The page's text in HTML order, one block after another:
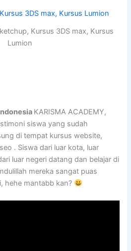
Kursus 3DS max, Kursus
Lumion
KARISMA ACADEMY,
siswa yang sudah
di tempat kursus website,
. Siswa dari luar kota, luar
luar negeri datang dan belajar di
mereka sangat puas
hehe mantabb kan?